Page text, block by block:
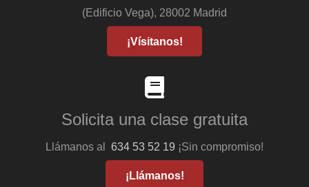
(Edificio Vega), 28002 Madrid
¡Vísitanos!
Solicita una clase gratuita
Llámanos al 634 53 52 19 ¡Sin compromiso!
¡Llámanos!